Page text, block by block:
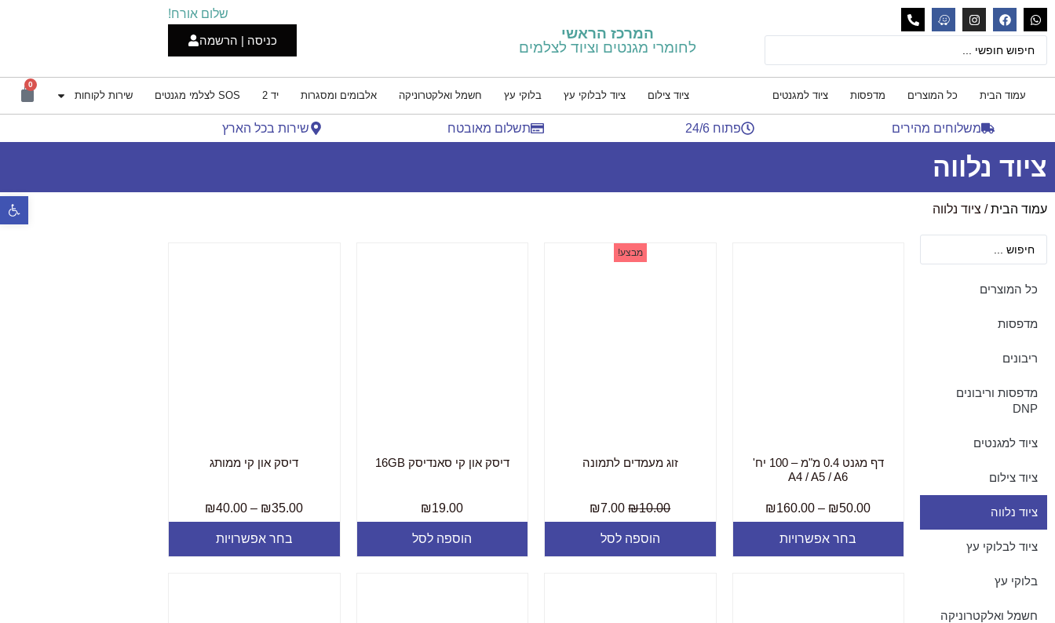
פתח
המרכז הראשי
לחומרי מגנטים וציוד לצלמים
שלום אורח!
כניסה | הרשמה
עמוד הבית כל המוצרים מדפסות ציוד למגנטים ציוד צילום ציוד לבלוקי עץ בלוקי עץ חשמל ואלקטרוניקה אלבומים ומסגרות יד 2 SOS לצלמי מגנטים שירות לקוחות
0
משלוחים מהירים פתוח 24/6 תשלום מאובטח שירות בכל הארץ
ציוד נלווה
עמוד הבית/ ציוד נלווה
כל המוצרים
מדפסות
ריבונים
מדפסות וריבונים
DNP
ציוד למגנטים
ציוד צילום
ציוד נלווה
ציוד לבלוקי עץ
בלוקי עץ
חשמל ואלקטרוניקה
דף מגנט 0.4 מ"מ – 100 יח'
A4 / A5 / A6
₪50.00
–
₪160.00
בחר אפשרויות
מבצע!
זוג מעמדים לתמונה
₪10.00
₪7.00
הוספה לסל
דיסק און קי סאנדיסק 16GB
₪19.00
הוספה לסל
דיסק און קי ממותג
₪35.00
–
₪40.00
בחר אפשרויות